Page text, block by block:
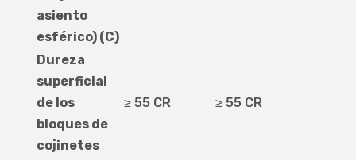
asiento
esférico) (C)
Dureza
superficial
de los
bloques de
cojinetes
≥ 55 CR ≥ 55 CR